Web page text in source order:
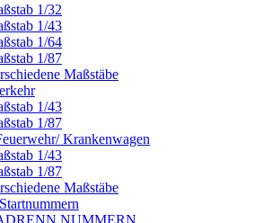
1/32
1/43
1/64
1/87
Maßstäbe
1/43
1/87
Krankenwagen
1/43
1/87
Maßstäbe
NUMMERN